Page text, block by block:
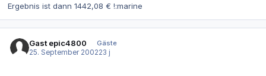
Ergebnis ist dann 1442,08 € !:marine
Gast epic4800
Gäste
25. September 200223 j